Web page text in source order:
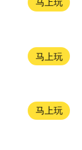
马上玩
马上玩
马上玩